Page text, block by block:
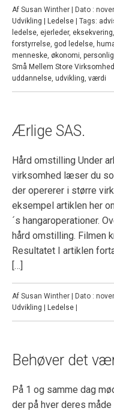
Af Susan Winther | Dato :
Udvikling | Ledelse | Tags:
ledelse, ejerleder, eksekvering,
forstyrrelse, god ledelse,
menneske, økonomi,
Små Mellem Store
uddannelse, udvikling, værdi
Ærlige SAS.
Hård omstilling Under
virksomhed læser du
der opererer i større
eksempel artiklen her
´s hangaroperationer.
hård omstilling. Filmen
Resultatet I artiklen
[…]
Af Susan Winther | Dato :
Udvikling | Ledelse
Behøver det
På 1 og samme dag
der på hver deres